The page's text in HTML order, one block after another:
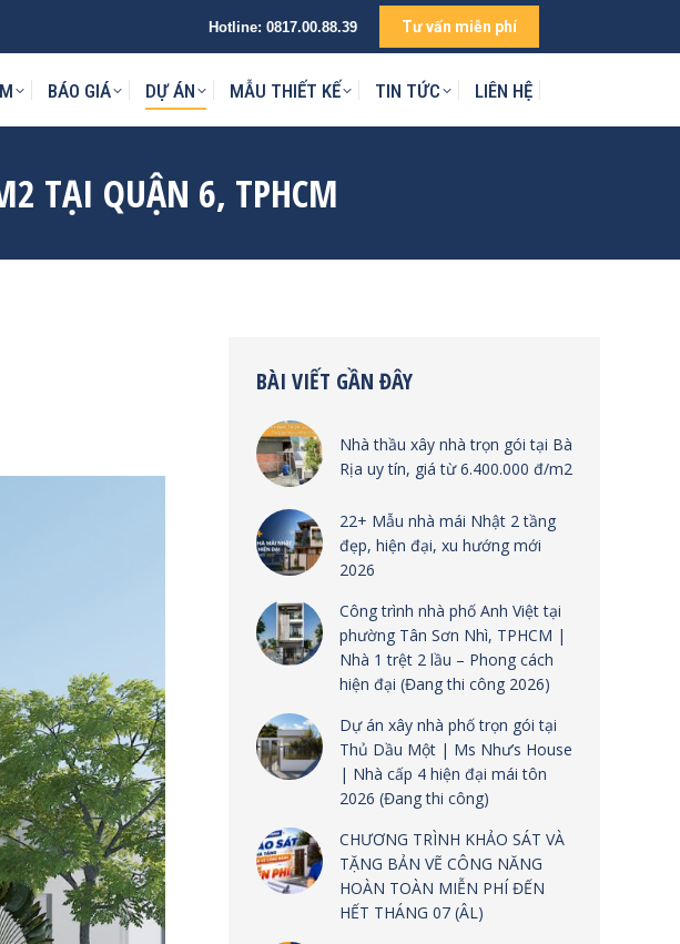
Hotline: 0817.00.88.39 Tư vấn miễn phí
BÁO GIÁ DỰ ÁN MẪU THIẾT KẾ TIN TỨC LIÊN HỆ
TẠI QUẬN 6, TPHCM
BÀI VIẾT GẦN ĐÂY
Nhà thầu xây nhà trọn gói tại Bà
Rịa uy tín, giá từ 6.400.000 đ/m2
22+ Mẫu nhà mái Nhật 2 tầng
đẹp, hiện đại, xu hướng mới
2026
Công trình nhà phố Anh Việt tại
phường Tân Sơn Nhì, TPHCM |
Nhà 1 trệt 2 lầu – Phong cách
hiện đại (Đang thi công 2026)
Dự án xây nhà phố trọn gói tại
Thủ Dầu Một | Ms Như’s House
| Nhà cấp 4 hiện đại mái tôn
2026 (Đang thi công)
CHƯƠNG TRÌNH KHẢO SÁT VÀ
TẶNG BẢN VẼ CÔNG NĂNG
HOÀN TOÀN MIỄN PHÍ ĐẾN
HẾT THÁNG 07 (ÂL)
LIÊN HỆ